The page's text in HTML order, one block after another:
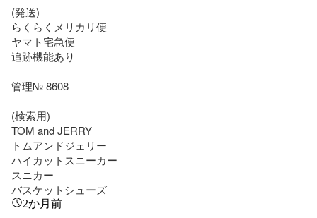
(発送)
らくらくメリカリ便
ヤマト宅急便
追跡機能あり
管理№ 8608
(検索用)
TOM and JERRY
トムアンドジェリー
ハイカットスニーカー
スニカー
バスケットシューズ
2か月前